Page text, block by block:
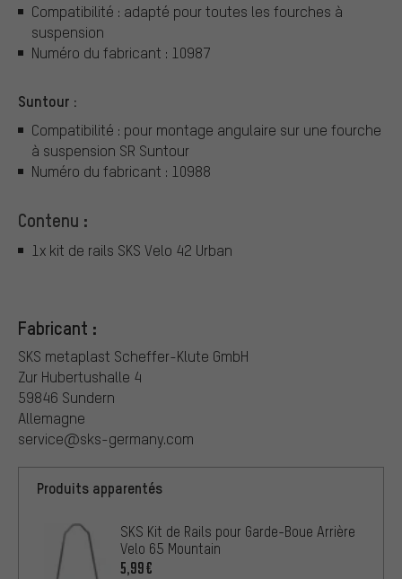
Compatibilité : adapté pour toutes les fourches à
suspension
Numéro du fabricant : 10987
Suntour :
Compatibilité : pour montage angulaire sur une fourche
à suspension SR Suntour
Numéro du fabricant : 10988
Contenu :
1x kit de rails SKS Velo 42 Urban
Fabricant :
SKS metaplast Scheffer-Klute GmbH
Zur Hubertushalle 4
59846 Sundern
Allemagne
service@sks-germany.com
Produits apparentés
SKS Kit de Rails pour Garde-Boue Arrière
Velo 65 Mountain
5,99€